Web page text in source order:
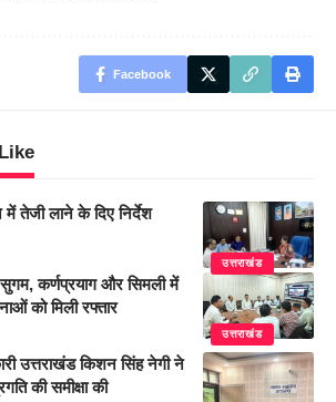
Facebook
उत्तराखंड
में तेजी लाने के दिए निर्देश
उत्तराखंड
सुगम, कर्णप्रयाग और सिमली में
को मिली रफ्तार
उत्तराखंड किशन सिंह नेगी ने
की समीक्षा की